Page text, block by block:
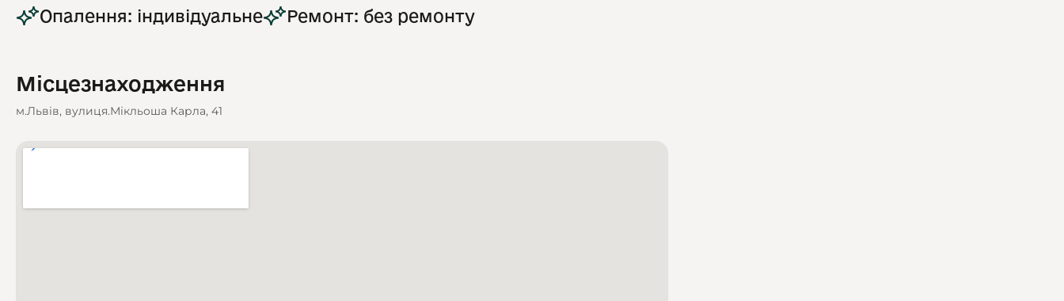
Опалення: індивідуальне Ремонт: без ремонту
Місцезнаходження
м.Львів, вулиця.Мікльоша Карла, 41